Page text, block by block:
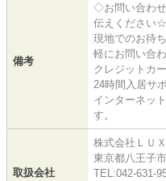
備考
◇お問い合わ
伝えください☆
現地でのお待
軽にお問い合
クレジットカ
24時間入居サ
インターネッ
す。
取扱会社
株式会社ＬＵ
東京都八王子
TEL:042-631-